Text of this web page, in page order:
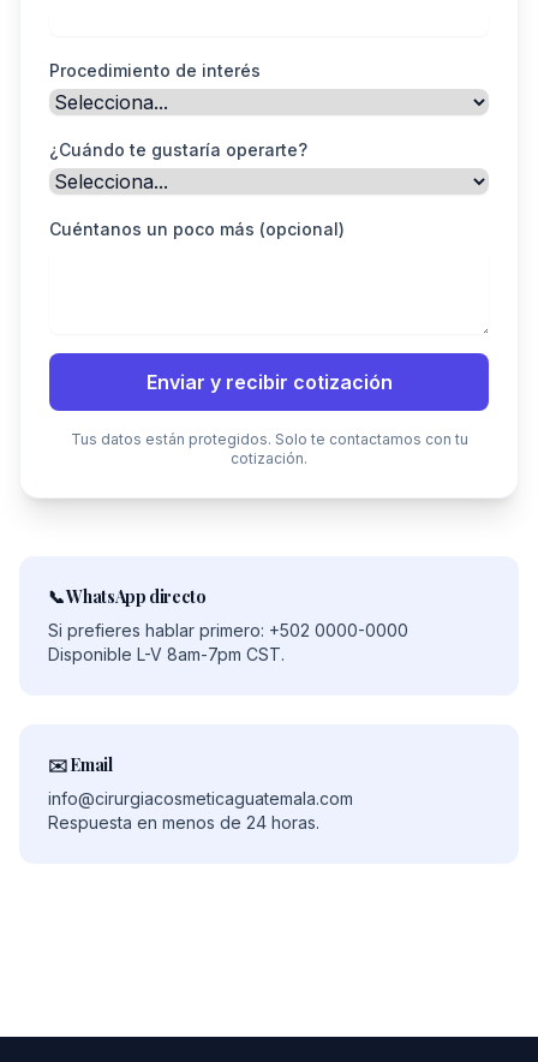
Procedimiento de interés
¿Cuándo te gustaría operarte?
Cuéntanos un poco más (opcional)
Enviar y recibir cotización
Tus datos están protegidos. Solo te contactamos con tu
cotización.
📞 WhatsApp directo
Si prefieres hablar primero: +502 0000-0000
Disponible L-V 8am-7pm CST.
✉️ Email
info@cirurgiacosmeticaguatemala.com
Respuesta en menos de 24 horas.